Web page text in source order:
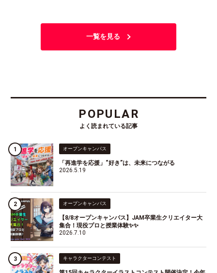
一覧を見る
POPULAR
よく読まれている記事
オープンキャンパス
「再進学を応援」“好き”は、未来につながる
2026.5.19
オープンキャンパス
【8/8オープンキャンパス】JAM卒業生クリエイター大
集合！現役プロと授業体験✨✨
2026.7.10
キャラクターコンテスト